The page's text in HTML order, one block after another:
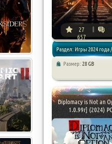
27
657
Раздел: Игры 2024 года /
Размер: 28 GB
Diplomacy is Not an
1.0.99r] (2024)